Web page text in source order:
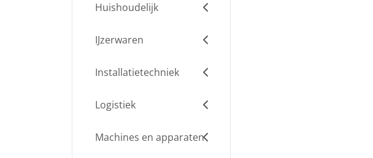
Huishoudelijk
IJzerwaren
Installatietechniek
Logistiek
Machines en apparaten